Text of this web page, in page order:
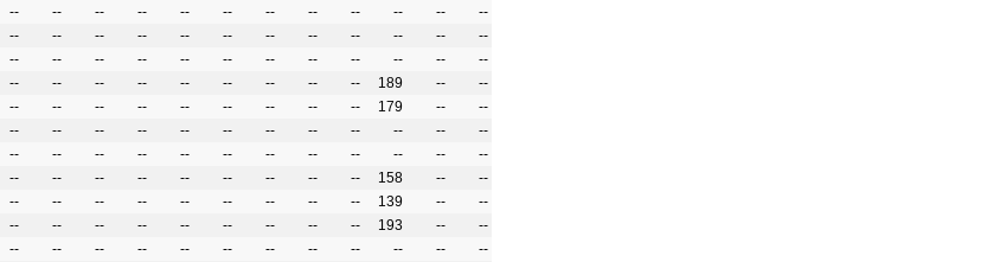
-- -- -- -- -- -- -- -- -- -- --
--
-- -- -- -- -- -- -- -- -- -- --
--
-- -- -- -- -- -- -- -- -- -- --
--
-- -- -- -- -- -- -- -- -- 189 --
--
-- -- -- -- -- -- -- -- -- 179 --
--
-- -- -- -- -- -- -- -- -- -- --
--
-- -- -- -- -- -- -- -- -- -- --
--
-- -- -- -- -- -- -- -- -- 158 --
--
-- -- -- -- -- -- -- -- -- 139 --
--
-- -- -- -- -- -- -- -- -- 193 --
--
-- -- -- -- -- -- -- -- -- -- --
--